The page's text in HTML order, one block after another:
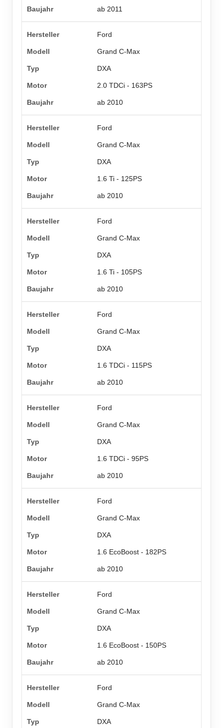
ab 2011
Ford
Grand C-Max
DXA
2.0 TDCi - 163PS
ab 2010
Ford
Grand C-Max
DXA
1.6 Ti - 125PS
ab 2010
Ford
Grand C-Max
DXA
1.6 Ti - 105PS
ab 2010
Ford
Grand C-Max
DXA
1.6 TDCi - 115PS
ab 2010
Ford
Grand C-Max
DXA
1.6 TDCi - 95PS
ab 2010
Ford
Grand C-Max
DXA
1.6 EcoBoost - 182PS
ab 2010
Ford
Grand C-Max
DXA
1.6 EcoBoost - 150PS
ab 2010
Ford
Grand C-Max
DXA